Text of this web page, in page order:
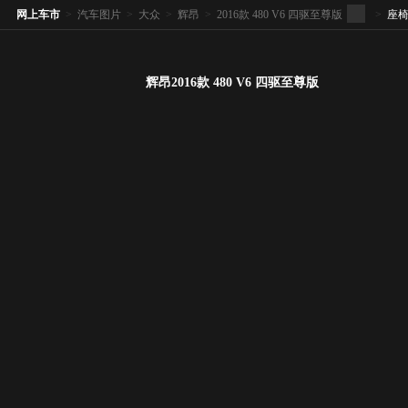
网上车市 > 汽车图片 > 大众 > 辉昂 > 2016款 480 V6 四驱至尊版 > 座
辉昂2016款 480 V6 四驱至尊版